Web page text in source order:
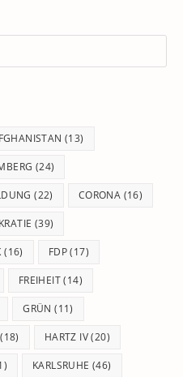
(13)
(24)
(22) CORONA (16)
(39)
(16) FDP(17)
FREIHEIT(14)
GRÜN (11)
(18) HARTZ IV(20)
KARLSRUHE (46)